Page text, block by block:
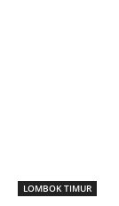
LOMBOK TIMUR